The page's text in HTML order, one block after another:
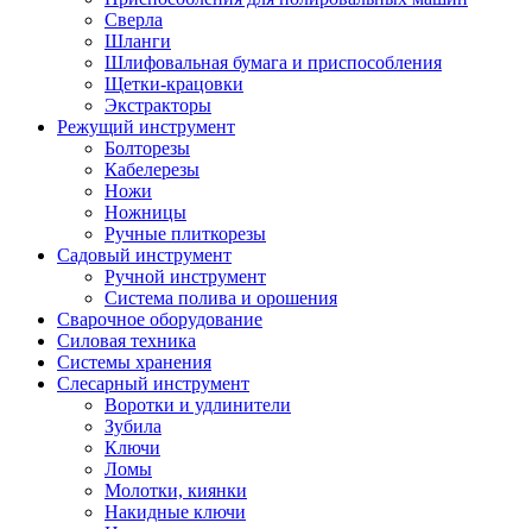
Сверла
Шланги
Шлифовальная бумага и приспособления
Щетки-крацовки
Экстракторы
Режущий инструмент
Болторезы
Кабелерезы
Ножи
Ножницы
Ручные плиткорезы
Садовый инструмент
Ручной инструмент
Система полива и орошения
Сварочное оборудование
Силовая техника
Системы хранения
Слесарный инструмент
Воротки и удлинители
Зубила
Ключи
Ломы
Молотки, киянки
Накидные ключи